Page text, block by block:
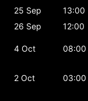
25 Sep
13:00
26 Sep
12:00
4 Oct 08:00
2 Oct 03:00